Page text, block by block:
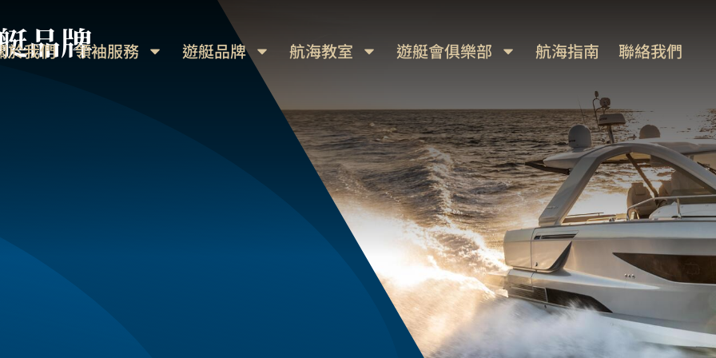
於我們 領袖服務 遊艇品牌 航海教室 遊艇會俱樂部 航海指南 聯絡我們
品牌